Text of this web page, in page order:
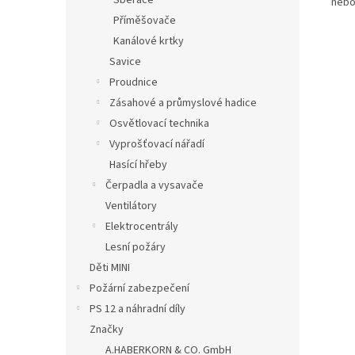
Příměšovače
Kanálové krtky
Savice
Proudnice
Zásahové a průmyslové hadice
Osvětlovací technika
Vyprošťovací nářadí
Hasící hřeby
Čerpadla a vysavače
Ventilátory
Elektrocentrály
Lesní požáry
Děti MINI
Požární zabezpečení
PS 12 a náhradní díly
Značky
A.HABERKORN & CO. GmbH